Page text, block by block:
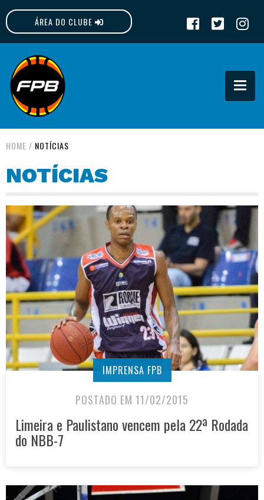
ÁREA DO CLUBE
FPB
HOME / NOTÍCIAS
NOTÍCIAS
IMPRENSA FPB
POSTADO EM 11/02/2015
Limeira e Paulistano vencem pela 22ª Rodada
do NBB-7